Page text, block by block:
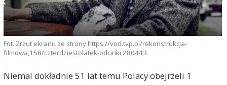
Fot. Zrzut ekranu ze strony https://vod.tvp.pl/rekonstrukcja-
filmowa,158/czterdziestolatek-odcinki,280443
Niemal dokładnie 51 lat temu Polacy obejrzeli 1